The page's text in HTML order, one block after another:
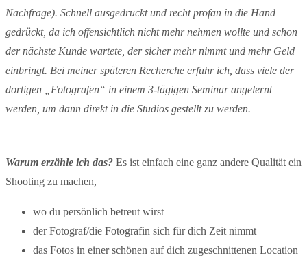
Nachfrage). Schnell ausgedruckt und recht profan in die Hand
gedrückt, da ich offensichtlich nicht mehr nehmen wollte und schon
der nächste Kunde wartete, der sicher mehr nimmt und mehr Geld
einbringt. Bei meiner späteren Recherche erfuhr ich, dass viele der
dortigen „Fotografen“ in einem 3-tägigen Seminar angelernt
werden, um dann direkt in die Studios gestellt zu werden.
Warum erzähle ich das? Es ist einfach eine ganz andere Qualität ein
Shooting zu machen,
wo du persönlich betreut wirst
der Fotograf/die Fotografin sich für dich Zeit nimmt
das Fotos in einer schönen auf dich zugeschnittenen Location